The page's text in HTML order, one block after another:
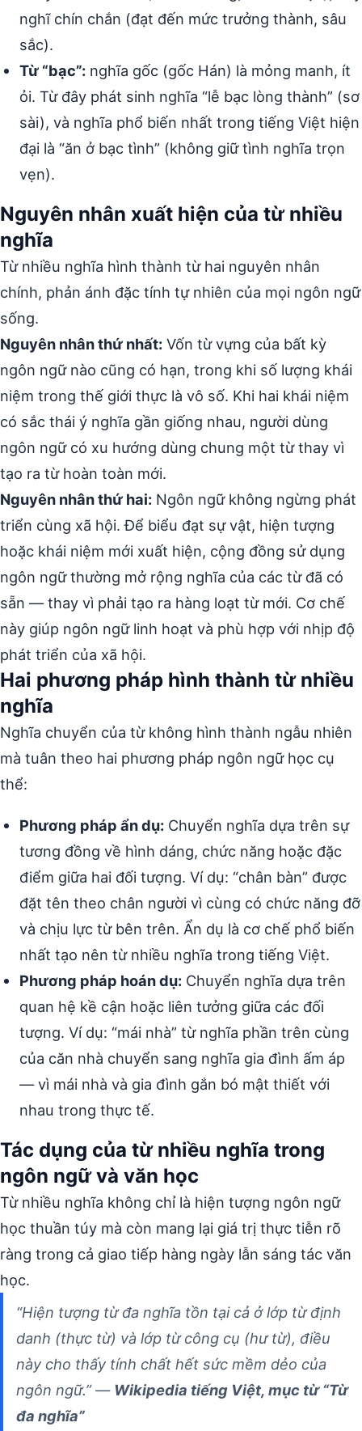
nghĩ chín chắn (đạt đến mức trưởng thành, sâu
sắc).
Từ “bạc”: nghĩa gốc (gốc Hán) là mỏng manh, ít
ỏi. Từ đây phát sinh nghĩa “lễ bạc lòng thành” (sơ
sài), và nghĩa phổ biến nhất trong tiếng Việt hiện
đại là “ăn ở bạc tình” (không giữ tình nghĩa trọn
vẹn).
Nguyên nhân xuất hiện của từ nhiều
nghĩa
Từ nhiều nghĩa hình thành từ hai nguyên nhân
chính, phản ánh đặc tính tự nhiên của mọi ngôn ngữ
sống.
Nguyên nhân thứ nhất: Vốn từ vựng của bất kỳ
ngôn ngữ nào cũng có hạn, trong khi số lượng khái
niệm trong thế giới thực là vô số. Khi hai khái niệm
có sắc thái ý nghĩa gần giống nhau, người dùng
ngôn ngữ có xu hướng dùng chung một từ thay vì
tạo ra từ hoàn toàn mới.
Nguyên nhân thứ hai: Ngôn ngữ không ngừng phát
triển cùng xã hội. Để biểu đạt sự vật, hiện tượng
hoặc khái niệm mới xuất hiện, cộng đồng sử dụng
ngôn ngữ thường mở rộng nghĩa của các từ đã có
sẵn — thay vì phải tạo ra hàng loạt từ mới. Cơ chế
này giúp ngôn ngữ linh hoạt và phù hợp với nhịp độ
phát triển của xã hội.
Hai phương pháp hình thành từ nhiều
nghĩa
Nghĩa chuyển của từ không hình thành ngẫu nhiên
mà tuân theo hai phương pháp ngôn ngữ học cụ
thể:
Phương pháp ẩn dụ: Chuyển nghĩa dựa trên sự
tương đồng về hình dáng, chức năng hoặc đặc
điểm giữa hai đối tượng. Ví dụ: “chân bàn” được
đặt tên theo chân người vì cùng có chức năng đỡ
và chịu lực từ bên trên. Ẩn dụ là cơ chế phổ biến
nhất tạo nên từ nhiều nghĩa trong tiếng Việt.
Phương pháp hoán dụ: Chuyển nghĩa dựa trên
quan hệ kề cận hoặc liên tưởng giữa các đối
tượng. Ví dụ: “mái nhà” từ nghĩa phần trên cùng
của căn nhà chuyển sang nghĩa gia đình ấm áp
— vì mái nhà và gia đình gắn bó mật thiết với
nhau trong thực tế.
Tác dụng của từ nhiều nghĩa trong
ngôn ngữ và văn học
Từ nhiều nghĩa không chỉ là hiện tượng ngôn ngữ
học thuần túy mà còn mang lại giá trị thực tiễn rõ
ràng trong cả giao tiếp hàng ngày lẫn sáng tác văn
học.
“Hiện tượng từ đa nghĩa tồn tại cả ở lớp từ định
danh (thực từ) và lớp từ công cụ (hư từ), điều
này cho thấy tính chất hết sức mềm dẻo của
ngôn ngữ.” — Wikipedia tiếng Việt, mục từ “Từ
đa nghĩa”